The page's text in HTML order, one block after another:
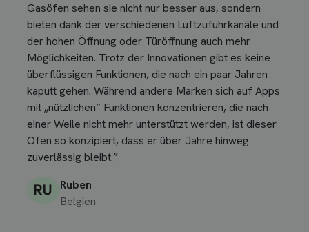
Gasöfen sehen sie nicht nur besser aus, sondern
bieten dank der verschiedenen Luftzufuhrkanäle und
der hohen Öffnung oder Türöffnung auch mehr
Möglichkeiten. Trotz der Innovationen gibt es keine
überflüssigen Funktionen, die nach ein paar Jahren
kaputt gehen. Während andere Marken sich auf Apps
mit „nützlichen” Funktionen konzentrieren, die nach
einer Weile nicht mehr unterstützt werden, ist dieser
Ofen so konzipiert, dass er über Jahre hinweg
zuverlässig bleibt.”
Ruben
Belgien